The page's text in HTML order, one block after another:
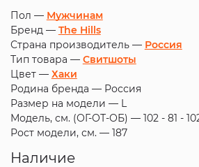
Пол — Мужчинам
Бренд — The Hills
Страна производитель — Россия
Тип товара — Свитшоты
Цвет — Хаки
Родина бренда — Россия
Размер на модели — L
Модель, см. (ОГ-ОТ-ОБ) — 102 - 81 -
Рост модели, см. — 187
Наличие